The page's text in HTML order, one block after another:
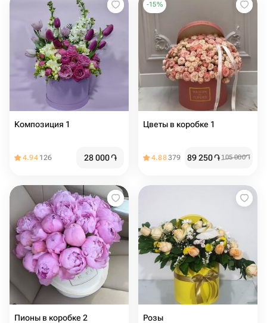
Композиция 1
4.94 126 28 000֏
-15%
Цветы в коробке 1
4.88379 89 250֏ 105 000֏
Пионы в коробке 2 Розы